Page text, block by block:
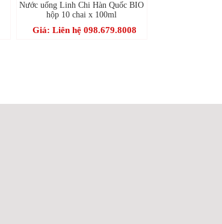
Nước uống Linh Chi Hàn Quốc BIO
hộp 10 chai x 100ml
Giá: Liên hệ 098.679.8008